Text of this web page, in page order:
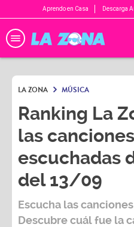
Aprendo en Casa Descarga
LA ZONA MÚSICA
Ranking La
las
escuchadas
del 13/09
Escucha las canciones
Descubre cuál fue la